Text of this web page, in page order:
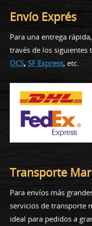
Envío Exprés
Para una entrega
través de los siguientes
OCS, SF Express, etc.
Transporte
Para envíos más
servicios de transporte
ideal para pedidos a